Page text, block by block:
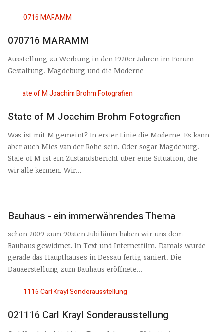
070716 MARAMM
Ausstellung zu Werbung in den 1920er Jahren im Forum
Gestaltung. Magdeburg und die Moderne
State of M Joachim Brohm Fotografien
Was ist mit M gemeint? In erster Linie die Moderne. Es kann
aber auch Mies van der Rohe sein. Oder sogar Magdeburg.
State of M ist ein Zustandsbericht über eine Situation, die
wir alle kennen. Wir...
Bauhaus - ein immerwährendes Thema
schon 2009 zum 90sten Jubiläum haben wir uns dem
Bauhaus gewidmet. In Text und Internetfilm. Damals wurde
gerade das Haupthauses in Dessau fertig saniert. Die
Dauaerstellung zum Bauhaus eröffnete...
021116 Carl Krayl Sonderausstellung